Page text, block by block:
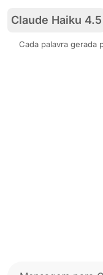
Claude Haiku 4.5
Cada palavra gerada